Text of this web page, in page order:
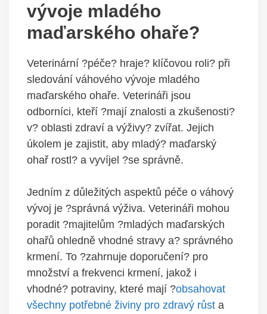
vývoje mladého
maďarského ohaře?
Veterinární ?péče? hraje? klíčovou roli? při
sledování váhového vývoje mladého
maďarského ohaře. Veterináři jsou
odborníci, kteří ?mají znalosti a zkušenosti?
v? oblasti zdraví a výživy? zvířat. Jejich
úkolem je zajistit, aby mladý? maďarský
ohař rostl? a vyvíjel ?se správně.
Jedním z důležitých aspektů péče o váhový
vývoj je ?správná výživa. Veterináři mohou
poradit ?majitelům ?mladých maďarských
ohařů ohledně vhodné stravy a? správného
krmení. To ?zahrnuje doporučení? pro
množství a frekvenci krmení, jakož i
vhodné? potraviny, které mají ?obsahovat
všechny potřebné živiny pro zdravý růst a